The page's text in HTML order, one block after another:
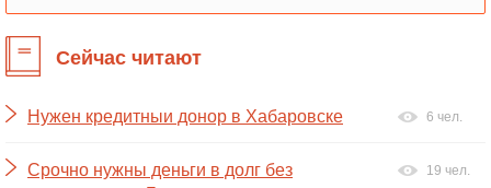
Сейчас читают
Нужен кредитныи донор в Хабаровске 6 чел.
Срочно нужны деньги в долг без
19 чел.